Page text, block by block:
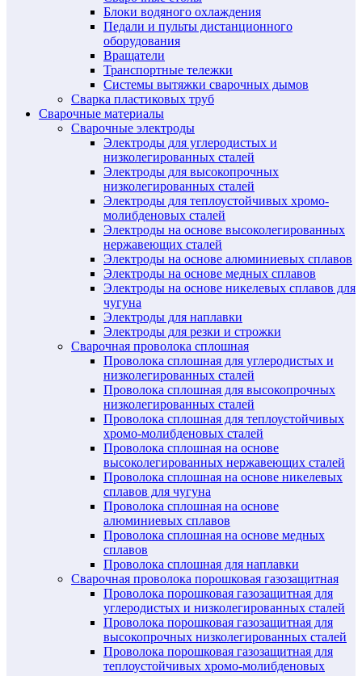
Блоки водяного охлаждения
Педали и пульты дистанционного
оборудования
Вращатели
Транспортные тележки
Системы вытяжки сварочных дымов
Сварка пластиковых труб
Сварочные материалы
Сварочные электроды
Электроды для углеродистых и
низколегированных сталей
Электроды для высокопрочных
низколегированных сталей
Электроды для теплоустойчивых хромо-
молибденовых сталей
Электроды на основе высоколегированных
нержавеющих сталей
Электроды на основе алюминиевых сплавов
Электроды на основе медных сплавов
Электроды на основе никелевых сплавов для
чугуна
Электроды для наплавки
Электроды для резки и строжки
Сварочная проволока сплошная
Проволока сплошная для углеродистых и
низколегированных сталей
Проволока сплошная для высокопрочных
низколегированных сталей
Проволока сплошная для теплоустойчивых
хромо-молибденовых сталей
Проволока сплошная на основе
высоколегированных нержавеющих сталей
Проволока сплошная на основе никелевых
сплавов для чугуна
Проволока сплошная на основе
алюминиевых сплавов
Проволока сплошная на основе медных
сплавов
Проволока сплошная для наплавки
Сварочная проволока порошковая газозащитная
Проволока порошковая газозащитная для
углеродистых и низколегированных сталей
Проволока порошковая газозащитная для
высокопрочных низколегированных сталей
Проволока порошковая газозащитная для
теплоустойчивых хромо-молибденовых